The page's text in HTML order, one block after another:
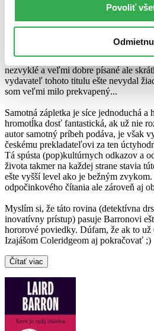
Povoliť
nesmrteľní drsní hrdinovia inkasujúci i
kvality.
nedávnom čítal Barronove hororové
nezvyklé a veľmi dobre písané ale
vydavateľ tohoto titulu ešte nevydal
som veľmi milo prekvapený...
Samotná zápletka je síce jednoduchá a
hromotĺka dosť fantastická, ak už nie
autor samotný príbeh podáva, je však
českému prekladateľovi za ten
Tá spústa (pop)kultúrnych odkazov a
života takmer na každej strane stavia
ešte vyšší level ako je bežným
odpočinkového čítania ale zároveň aj
Myslím si, že táto rovina (detektívna
inovatívny prístup) pasuje Barronovi
hororové poviedky. Dúfam, že ak to už
Izajášom Coleridgeom aj pokračovať ;)
Čítať viac